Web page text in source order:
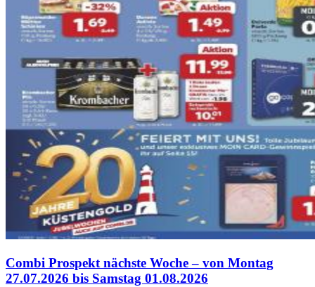
Combi Prospekt nächste Woche – von Montag
27.07.2026 bis Samstag 01.08.2026